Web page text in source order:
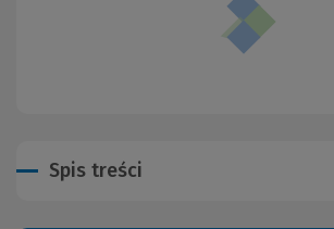
Spis treści